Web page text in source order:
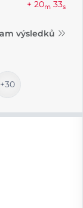
+ 20m 33s
výsledků
+30